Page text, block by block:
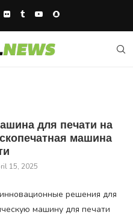
для печати на
машина
15, 2025
решения для
машину для печати